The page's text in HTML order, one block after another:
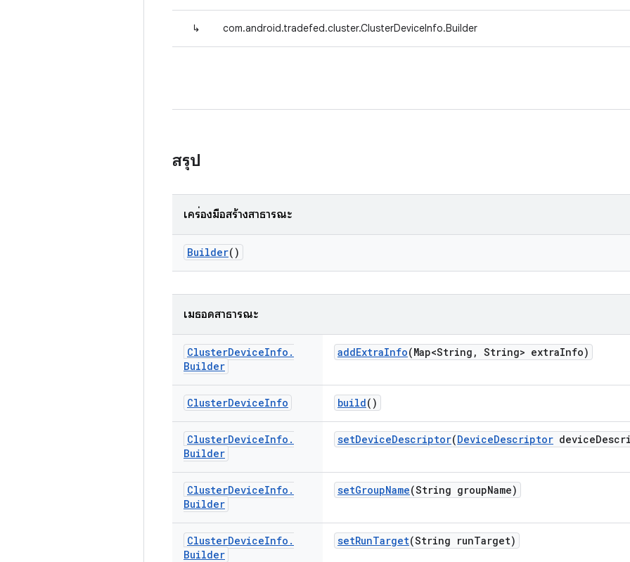
↳ com.android.tradefed.cluster.ClusterDeviceInfo.Builder
สรุป
เครื่องมือสร้างสาธารณะ
Builder()
เมธอดสาธารณะ
ClusterDeviceInfo .
Builder
addExtraInfo(Map<String , String> extraInfo)
ClusterDeviceInfo build()
ClusterDeviceInfo .
Builder
setDeviceDescriptor(DeviceDescriptor device
ClusterDeviceInfo .
Builder
setGroupName(String groupName)
ClusterDeviceInfo .
Builder
setRunTarget(String runTarget)